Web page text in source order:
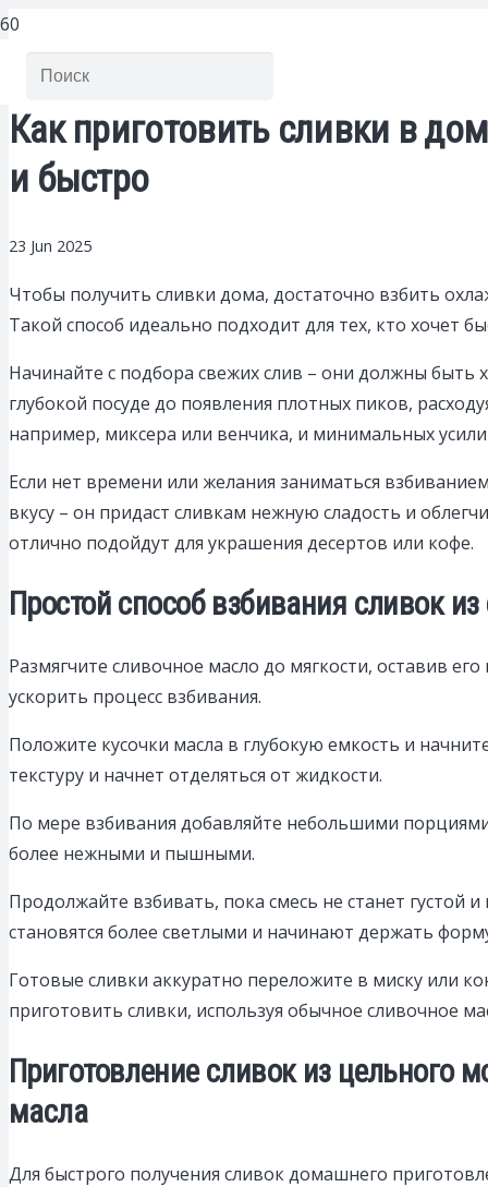
Как приготовить сливки в
и быстро
23 Jun 2025
Чтобы получить сливки дома, достаточно взбить
Такой способ идеально подходит для тех, кто хочет
Начинайте с подбора свежих слив – они должны
глубокой посуде до появления плотных пиков,
например, миксера или венчика, и минимальных
Если нет времени или желания заниматься
вкусу – он придаст сливкам нежную сладость и
отлично подойдут для украшения десертов или кофе.
Простой способ взбивания сливок
Размягчите сливочное масло до мягкости, оставив
ускорить процесс взбивания.
Положите кусочки масла в глубокую емкость и
текстуру и начнет отделяться от жидкости.
По мере взбивания добавляйте небольшими
более нежными и пышными.
Продолжайте взбивать, пока смесь не станет
становятся более светлыми и начинают держать
Готовые сливки аккуратно переложите в миску или
приготовить сливки, используя обычное сливочное
Приготовление сливок из цельного
масла
Для быстрого получения сливок домашнего